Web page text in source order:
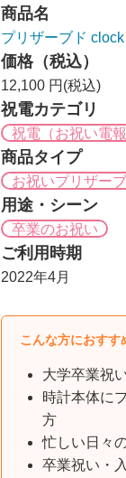
商品名
プリザーブド clock
価格（税込）
12,100 円(税込)
祝電カテゴリ
祝電（お祝い電報
商品タイプ
お祝いプリザー
用途・シーン
卒業のお祝い
ご利用時期
2022年4月
こんな方におすす
大学卒業祝
時計本体に
方
忙しい日々
卒業祝い・